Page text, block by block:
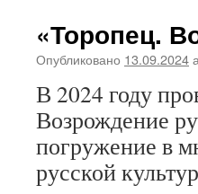
«Торопец.
Опубликовано 13.09.2024
В 2024 году
Возрождение
погружение в
русской